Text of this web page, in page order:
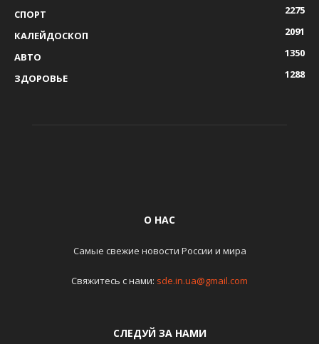
СПОРТ
2275
КАЛЕЙДОСКОП
2091
АВТО
1350
ЗДОРОВЬЕ
1288
О НАС
Самые свежие новости России и мира
Свяжитесь с нами: sde.in.ua@gmail.com
СЛЕДУЙ ЗА НАМИ